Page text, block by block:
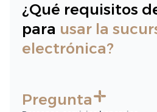
¿Qué requisitos
para usar la
electrónica?
Pregunta